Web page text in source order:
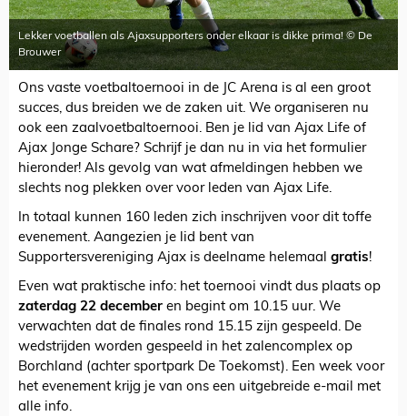
Lekker voetballen als Ajaxsupporters onder elkaar is dikke prima! © De
Brouwer
Ons vaste voetbaltoernooi in de JC Arena is al een groot
succes, dus breiden we de zaken uit. We organiseren nu
ook een zaalvoetbaltoernooi. Ben je lid van Ajax Life of
Ajax Jonge Schare? Schrijf je dan nu in via het formulier
hieronder! Als gevolg van wat afmeldingen hebben we
slechts nog plekken over voor leden van Ajax Life.
In totaal kunnen 160 leden zich inschrijven voor dit toffe
evenement. Aangezien je lid bent van
Supportersvereniging Ajax is deelname helemaal gratis!
Even wat praktische info: het toernooi vindt dus plaats op
zaterdag 22 december en begint om 10.15 uur. We
verwachten dat de finales rond 15.15 zijn gespeeld. De
wedstrijden worden gespeeld in het zalencomplex op
Borchland (achter sportpark De Toekomst). Een week voor
het evenement krijg je van ons een uitgebreide e-mail met
alle info.